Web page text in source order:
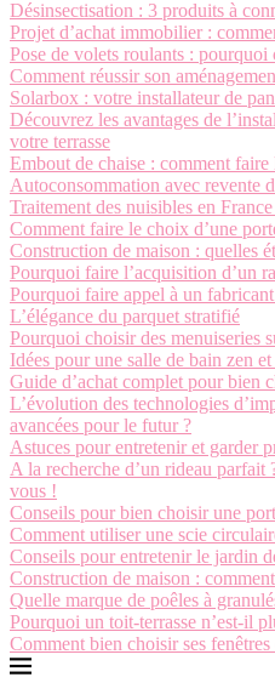
Désinsectisation : 3 produits à
Projet d’achat immobilier :
Pose de volets roulants : pourquoi
Comment réussir son
Solarbox : votre installateur de
Découvrez les avantages de
votre terrasse
Embout de chaise : comment
Autoconsommation avec revente
Traitement des nuisibles en
Comment faire le choix d’une
Construction de maison : quelles
Pourquoi faire l’acquisition d’un
Pourquoi faire appel à un fabricant
L’élégance du parquet stratifié
Pourquoi choisir des menuiseries
Idées pour une salle de bain zen
Guide d’achat complet pour bien
L’évolution des technologies
avancées pour le futur ?
Astuces pour entretenir et garder
A la recherche d’un rideau
vous !
Conseils pour bien choisir une
Comment utiliser une scie
Conseils pour entretenir le jardin
Construction de maison :
Quelle marque de poêles à
Pourquoi un toit-terrasse n’est-il
Comment bien choisir ses